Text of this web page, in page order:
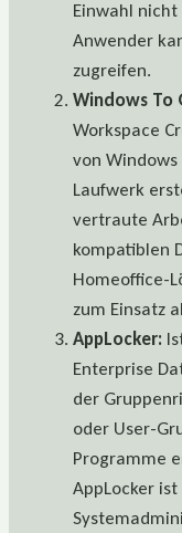
Einwahl
Anwender
zugreifen.
Windows To
Workspace
von
Laufwerk
vertraute
kompatiblen
Homeoffice-
zum Einsatz
AppLocker:
Enterprise
der
oder User-
Programme
AppLocker